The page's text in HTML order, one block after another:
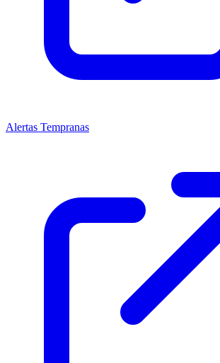
Alertas Tempranas